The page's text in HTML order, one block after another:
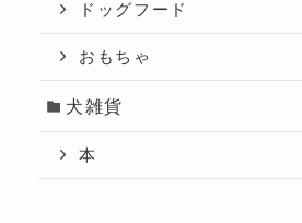
ドッグフード
おもちゃ
犬雑貨
本